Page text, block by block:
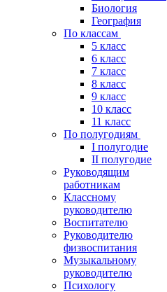
Биология
География
По классам
5 класс
6 класс
7 класс
8 класс
9 класс
10 класс
11 класс
По полугодиям
I полугодие
II полугодие
Руководящим
работникам
Классному
руководителю
Воспитателю
Руководителю
физвоспитания
Музыкальному
руководителю
Психологу